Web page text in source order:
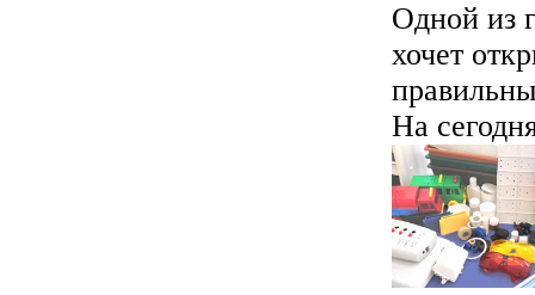
Одной из
хочет
На